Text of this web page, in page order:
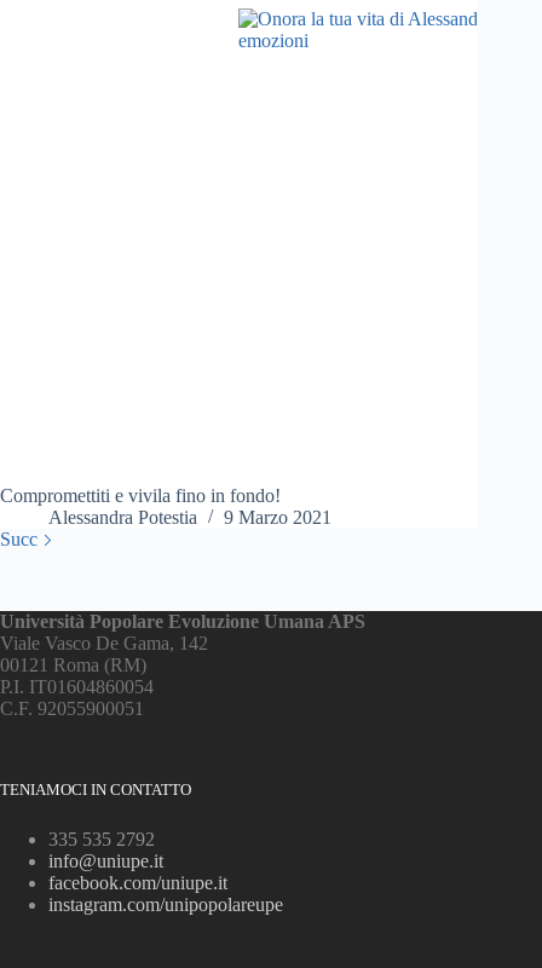
Compromettiti e vivila fino in fondo!
Alessandra Potestia
9 Marzo 2021
Succ
Università Popolare Evoluzione Umana APS
Viale Vasco De Gama, 142
00121 Roma (RM)
P.I. IT01604860054
C.F. 92055900051
TENIAMOCI IN CONTATTO
335 535 2792
info@uniupe.it
facebook.com/uniupe.it
instagram.com/unipopolareupe